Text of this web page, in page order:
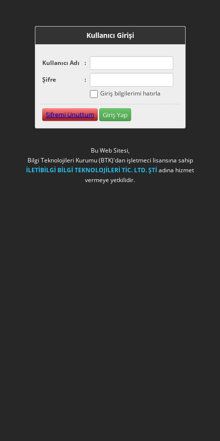
Kullanıcı Girişi
Kullanıcı Adı
:
Şifre
:
Giriş bilgilerimi hatırla
Şifremi Unuttum Giriş Yap
Bu Web Sitesi,
Bilgi Teknolojileri Kurumu (BTK)'dan işletmeci lisansına sahip
İLETİBİLGİ BİLGİ TEKNOLOJİLERİ TİC. LTD. ŞTİ adına hizmet
vermeye yetkilidir.